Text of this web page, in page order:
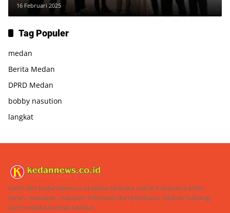
16 Februari 2025
Tag Populer
medan
Berita Medan
DPRD Medan
bobby nasution
langkat
Kami dari kedannews.co.id selalu terbuka untuk menerima kritik,
saran, masukan, maupun informasi dari pembaca. Silakan hubungi
kami melalui kontak berikut: